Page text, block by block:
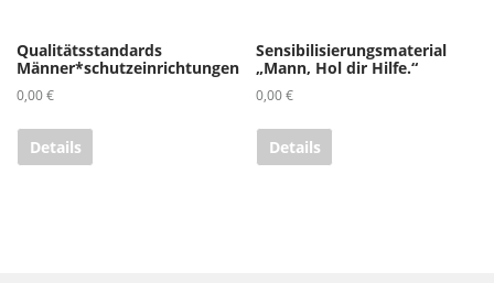
Qualitätsstandards
Männer*schutzeinrichtungen
0,00€
Details
Sensibilisierungsmaterial
„Mann, Hol dir Hilfe.“
0,00€
Details